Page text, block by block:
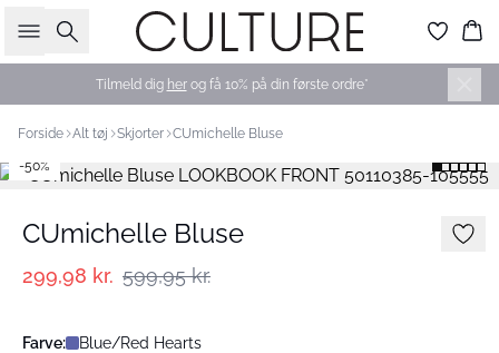
Søg
Tilmeld dig herog få 10% på din første ordre*
Forside Alt tøj Skjorter CUmichelle Bluse
-50%
CUmichelle Bluse
299,98 kr. 599,95 kr.
Farve: Blue/Red Hearts